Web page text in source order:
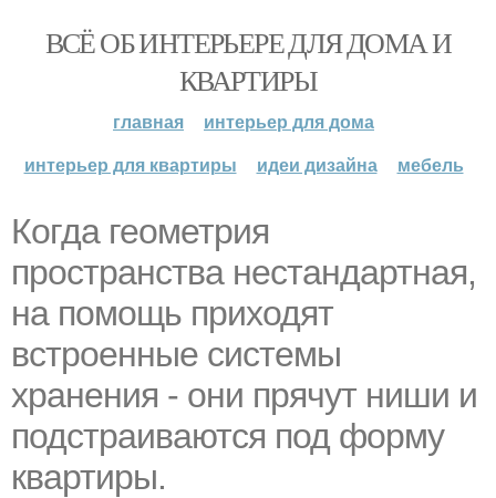
ВСЁ ОБ ИНТЕРЬЕРЕ ДЛЯ ДОМА И
КВАРТИРЫ
главная
интерьер для дома
интерьер для квартиры
идеи дизайна мебель
Когда геометрия
пространства нестандартная,
на помощь приходят
встроенные системы
хранения - они прячут ниши и
подстраиваются под форму
квартиры.